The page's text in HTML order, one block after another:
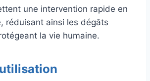
une intervention rapide en
réduisant ainsi les dégâts
la vie humaine.